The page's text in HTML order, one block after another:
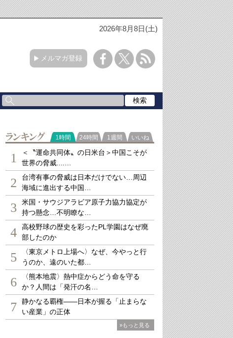
2026年8月8日(土)
メルマガ登録
ランキング
1時間 24時間 1週間 いいね
1
＜〝運命共同体〟の日米台＞中国こそが
世界の脅威....…
2
台湾有事の脅威は日本だけでない…周辺
海域に進出する中国…
3
米国・サウジアラビア原子力協力協定が
持つ懸念…不明瞭な…
4
高校野球の歴史を彩ったPL学園はなぜ廃
部したのか
5
〈東京メトロ上場へ〉なぜ、今やっと行
うのか、遠のいた都…
6
〈熊本地震〉熱中症からどう命を守る
か？人間は「発汗の名…
7
静かなる覇権――日本が握る「止まらな
い産業」の正体
»もっと見る